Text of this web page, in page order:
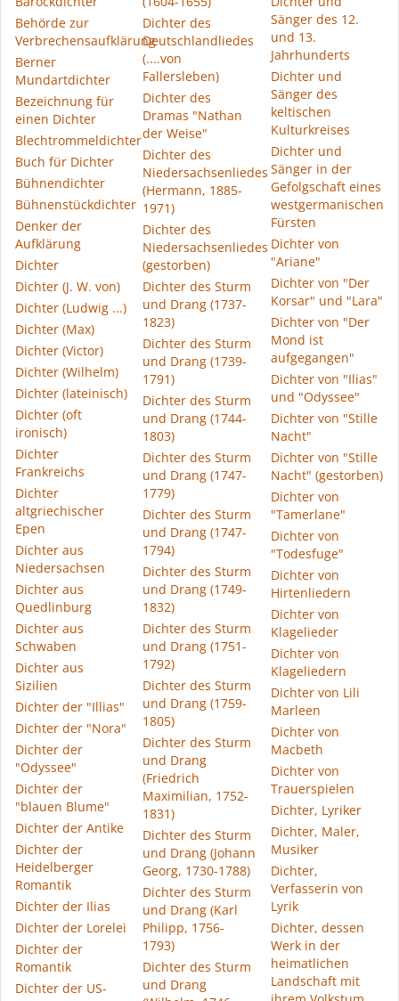
Behörde zur
Verbrechensaufklärung
Berner
Mundartdichter
Bezeichnung für
einen Dichter
Blechtrommeldichter
Buch für Dichter
Bühnendichter
Bühnenstückdichter
Denker der
Aufklärung
Dichter
Dichter (J. W. von)
Dichter (Ludwig ...)
Dichter (Max)
Dichter (Victor)
Dichter (Wilhelm)
Dichter (lateinisch)
Dichter (oft
ironisch)
Dichter
Frankreichs
Dichter
altgriechischer
Epen
Dichter aus
Niedersachsen
Dichter aus
Quedlinburg
Dichter aus
Schwaben
Dichter aus
Sizilien
Dichter der "Illias"
Dichter der "Nora"
Dichter der
"Odyssee"
Dichter der
"blauen Blume"
Dichter der Antike
Dichter der
Heidelberger
Romantik
Dichter der Ilias
Dichter der Lorelei
Dichter der
Romantik
Dichter der US-
Dichter des
Deutschlandliedes
(....von
Fallersleben)
Dichter des
Dramas "Nathan
der Weise"
Dichter des
Niedersachsenliedes
(Hermann, 1885-
1971)
Dichter des
Niedersachsenliedes
(gestorben)
Dichter des Sturm
und Drang (1737-
1823)
Dichter des Sturm
und Drang (1739-
1791)
Dichter des Sturm
und Drang (1744-
1803)
Dichter des Sturm
und Drang (1747-
1779)
Dichter des Sturm
und Drang (1747-
1794)
Dichter des Sturm
und Drang (1749-
1832)
Dichter des Sturm
und Drang (1751-
1792)
Dichter des Sturm
und Drang (1759-
1805)
Dichter des Sturm
und Drang
(Friedrich
Maximilian, 1752-
1831)
Dichter des Sturm
und Drang (Johann
Georg, 1730-1788)
Dichter des Sturm
und Drang (Karl
Philipp, 1756-
1793)
Dichter des Sturm
und Drang
Sänger des 12.
und 13.
Jahrhunderts
Dichter und
Sänger des
keltischen
Kulturkreises
Dichter und
Sänger in der
Gefolgschaft eines
westgermanischen
Fürsten
Dichter von
"Ariane"
Dichter von "Der
Korsar" und "Lara"
Dichter von "Der
Mond ist
aufgegangen"
Dichter von "Ilias"
und "Odyssee"
Dichter von "Stille
Nacht"
Dichter von "Stille
Nacht" (gestorben)
Dichter von
"Tamerlane"
Dichter von
"Todesfuge"
Dichter von
Hirtenliedern
Dichter von
Klagelieder
Dichter von
Klageliedern
Dichter von Lili
Marleen
Dichter von
Macbeth
Dichter von
Trauerspielen
Dichter, Lyriker
Dichter, Maler,
Musiker
Dichter,
Verfasserin von
Lyrik
Dichter, dessen
Werk in der
heimatlichen
Landschaft mit